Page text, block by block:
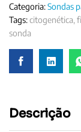
Categoria:Sondas
Tags:citogenética,
sonda
Descrição